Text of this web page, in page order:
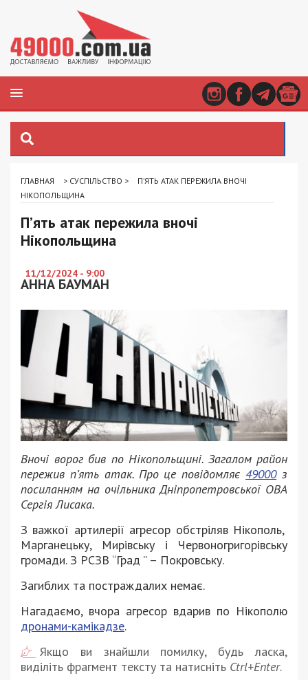
ГЛАВНАЯ > СУСПІЛЬСТВО >
П’ЯТЬ АТАК ПЕРЕЖИЛА ВНОЧІ
НІКОПОЛЬЩИНА
П’ять атак пережила вночі
Нікопольщина
11/12/2024 - 9:00
АННА БАУМАН
Вночі ворог бив по Нікопольщині. Загалом район
пережив п’ять атак. Про це повідомляє49000з
посиланням на очільника Дніпропетровської ОВА
Сергія Лисака.
З важкої артилерії агресор обстріляв Нікополь,
Марганецьку, Мирівську і Червоногригорівську
громади. З РСЗВ “Град ” – Покровську.
Загиблих та постраждалих немає.
Нагадаємо, вчора агресор вдарив по Нікополю
дронами-камікадзе.
Якщо ви знайшли помилку, будь ласка,
виділіть фрагмент тексту та натисніть Ctrl+Enter.